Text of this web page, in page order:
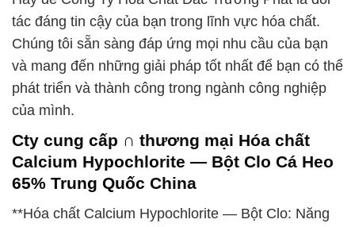
tác đáng tin cậy của bạn trong lĩnh vực hóa chất.
Chúng tôi sẵn sàng đáp ứng mọi nhu cầu của bạn
và mang đến những giải pháp tốt nhất để bạn có thể
phát triển và thành công trong ngành công nghiệp
của mình.
Cty cung cấp ∩ thương mại Hóa chất
Calcium Hypochlorite — Bột Clo Cá Heo
65% Trung Quốc China
**Hóa chất Calcium Hypochlorite — Bột Clo: Năng